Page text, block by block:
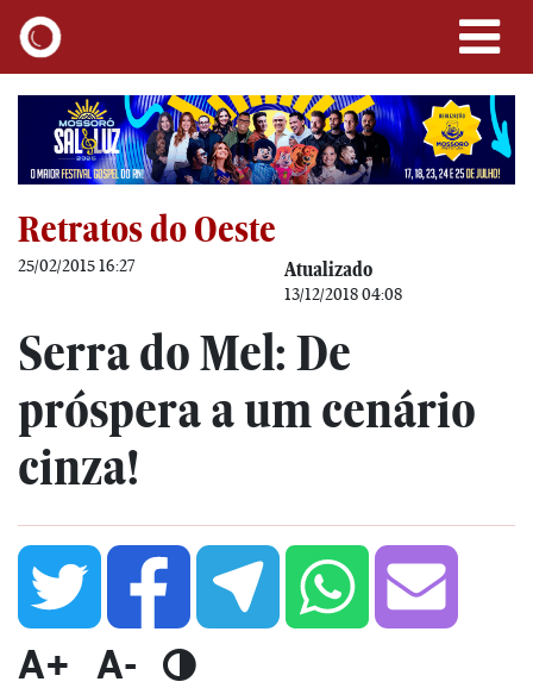
Retratos do Oeste
25/02/2015 16:27 Atualizado
13/12/2018 04:08
Serra do Mel: De
próspera a um cenário
cinza!
A+ A-